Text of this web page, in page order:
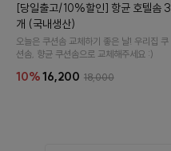
[당일출고/10%할인] 항균 호텔솜 3
개 (국내생산)
오늘은 쿠션솜 교체하기 좋은 날! 우리집 쿠
션솜, 향균 쿠션솜으로 교체해주세요 :)
10%16,200 18,000